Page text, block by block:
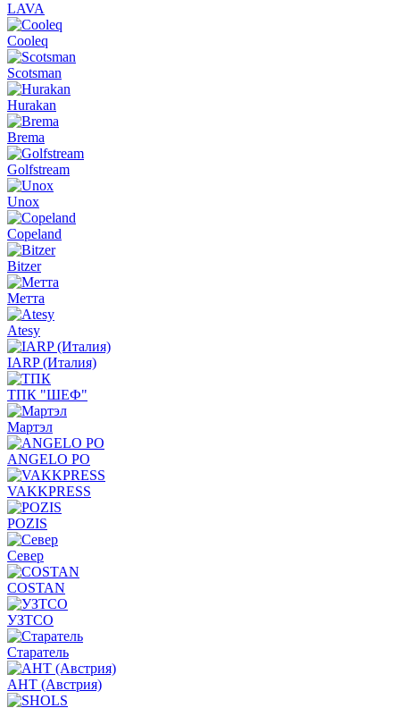
LAVA
Cooleq
Scotsman
Hurakan
Brema
Golfstream
Unox
Copeland
Bitzer
Метта
Atesy
IARP (Италия)
ТПК "ШЕФ"
Мартэл
ANGELO PO
VAKKPRESS
POZIS
Север
COSTAN
УЗТСО
Старатель
АНТ (Австрия)